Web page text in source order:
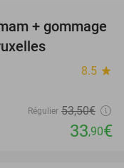
37%
+ gommage
8.5 star
Régulier 53,50€
33,90€